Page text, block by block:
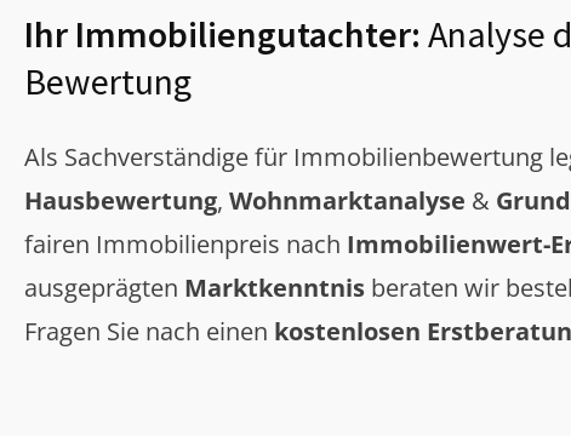
Ihr Immobiliengutachter: Analyse
Bewertung
Als Sachverständige für Immobilienbewertung
Hausbewertung, Wohnmarktanalyse &
fairen Immobilienpreis nach Immobilienwert-
ausgeprägten Marktkenntnis beraten wir
Fragen Sie nach einen kostenlosen